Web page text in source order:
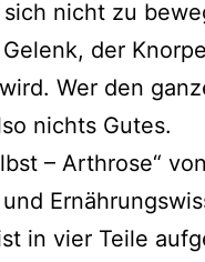
nicht zu
der
Wer den
nichts Gutes.
– Arthrose“
in vier Teile